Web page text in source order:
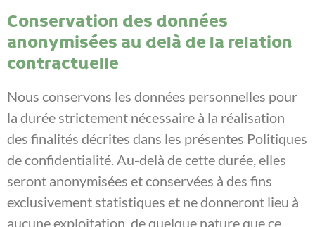
Conservation des données
anonymisées au delà de la relation
contractuelle
Nous conservons les données personnelles pour
la durée strictement nécessaire à la réalisation
des finalités décrites dans les présentes Politiques
de confidentialité. Au-delà de cette durée, elles
seront anonymisées et conservées à des fins
exclusivement statistiques et ne donneront lieu à
aucune exploitation, de quelque nature que ce